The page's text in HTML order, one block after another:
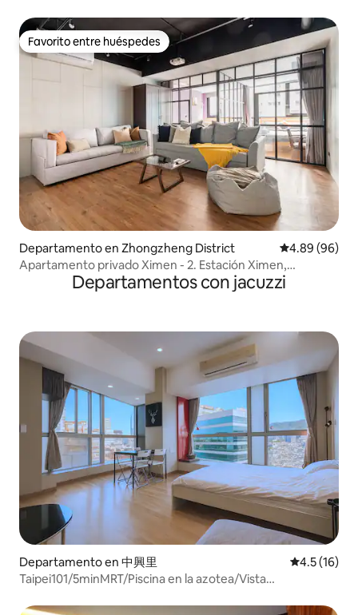
nocturnos
Favorito entre huéspedes
Favorito entre huéspedes
Departamento en Zhongzheng District Calificación
4.89 (96)
Apartamento privado Ximen - 2. Estación Ximen,
apartamento con ascensor, equipo de proyección grande,
fiesta en el bar, cerca de la estación de Taipéi (7 personas)
Departamentos con jacuzzi
Departamento en 中興里 Calificación
4.5 (16)
Taipei101/5minMRT/Piscina en la azotea/Vista